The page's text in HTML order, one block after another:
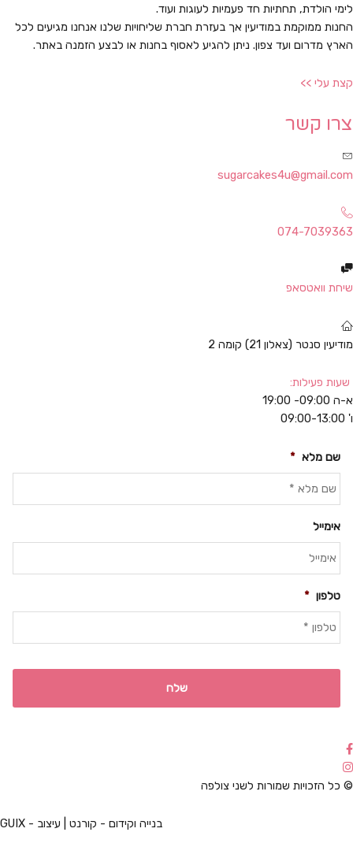
לימי הולדת, תחתיות חד פעמיות לעוגות ועוד.
החנות ממוקמת במודיעין אך בעזרת חברת שליחויות שלנו אנחנו מגיעים לכל
הארץ מדרום ועד צפון. ניתן להגיע לאסוף בחנות או לבצע הזמנה באתר.
קצת עלי >>
צרו קשר
sugarcakes4u@gmail.com
074-7039363
שיחת וואטסאפ
מודיעין סנטר (צאלון 21) קומה 2
שעות פעילות:
א-ה 09:00- 19:00
ו' 09:00-13:00
שם מלא *
אימייל
טלפון *
© כל הזכויות שמורות לשני צולפה
בנייה וקידום - קורנט | עיצוב - GUIX